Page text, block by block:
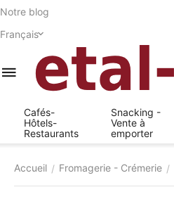
Notre blog
Français
Cafés-
Hôtels-
Restaurants
Snacking -
Vente à
emporter
Accueil / Fromagerie - Crémerie /